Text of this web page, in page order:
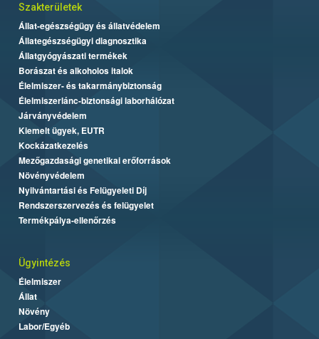
Szakterületek
Állat-egészségügy és állatvédelem
Állategészségügyi diagnosztika
Állatgyógyászati termékek
Borászat és alkoholos italok
Élelmiszer- és takarmánybiztonság
Élelmiszerlánc-biztonsági laborhálózat
Járványvédelem
Kiemelt ügyek, EUTR
Kockázatkezelés
Mezőgazdasági genetikai erőforrások
Növényvédelem
Nyilvántartási és Felügyeleti Díj
Rendszerszervezés és felügyelet
Termékpálya-ellenőrzés
Ügyintézés
Élelmiszer
Állat
Növény
Labor/Egyéb